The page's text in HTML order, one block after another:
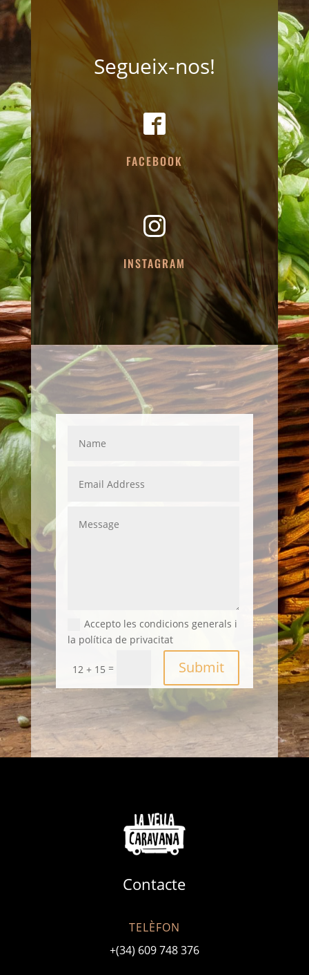
Segueix-nos!
FACEBOOK
INSTAGRAM
Accepto les condicions generals i
la política de privacitat
12 + 15 = Submit
Contacte
TELÈFON
+(34) 609 748 376